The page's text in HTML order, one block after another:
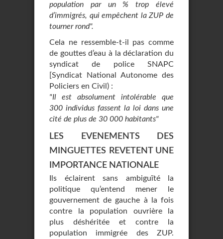
population par un % trop élevé
d’immigrés, qui empêchent la ZUP de
tourner rond".
Cela ne ressemble-t-il pas comme
de gouttes d’eau à la déclaration du
syndicat de police SNAPC
[Syndicat National Autonome des
Policiers en Civil) :
"Il est absolument intolérable que
300 individus fassent la loi dans une
cité de plus de 30 000 habitants"
LES EVENEMENTS DES
MINGUETTES REVETENT UNE
IMPORTANCE NATIONALE
Ils éclairent sans ambiguïté la
politique qu’entend mener le
gouvernement de gauche à la fois
contre la population ouvrière la
plus déshéritée et contre la
population immigrée des ZUP.